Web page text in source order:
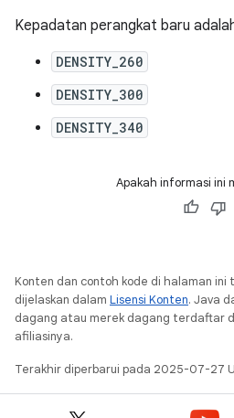
Kepadatan perangkat baru
DENSITY_260
DENSITY_300
DENSITY_340
Apakah informasi ini
Konten dan contoh kode di halaman ini
dijelaskan dalam Lisensi Konten. Java
dagang atau merek dagang terdaftar
afiliasinya.
Terakhir diperbarui pada 2025-07-27